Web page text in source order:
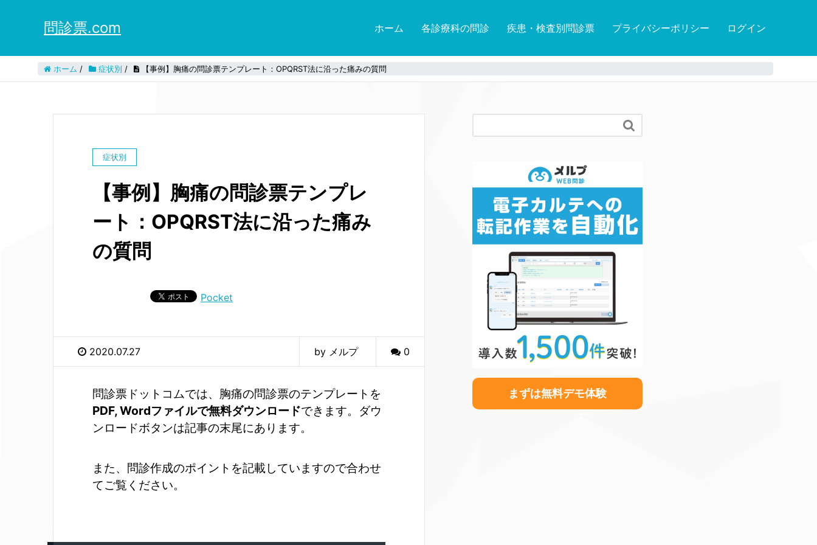
問診票.com ホーム 各診療科の問診 疾患・検査別問診票 プライバシーポリシー ログイン
ホーム / 症状別 / 【事例】胸痛の問診票テンプレート：OPQRST法に沿った痛みの質問
症状別
【事例】胸痛の問診票テンプレ
ート：OPQRST法に沿った痛み
の質問
Pocket
2020.07.27 by メルプ 0
問診票ドットコムでは、胸痛の問診票のテンプレートを
PDF, Wordファイルで無料ダウンロードできます。ダウ
ンロードボタンは記事の末尾にあります。
また、問診作成のポイントを記載していますので合わせ
てご覧ください。

まずは無料デモ体験